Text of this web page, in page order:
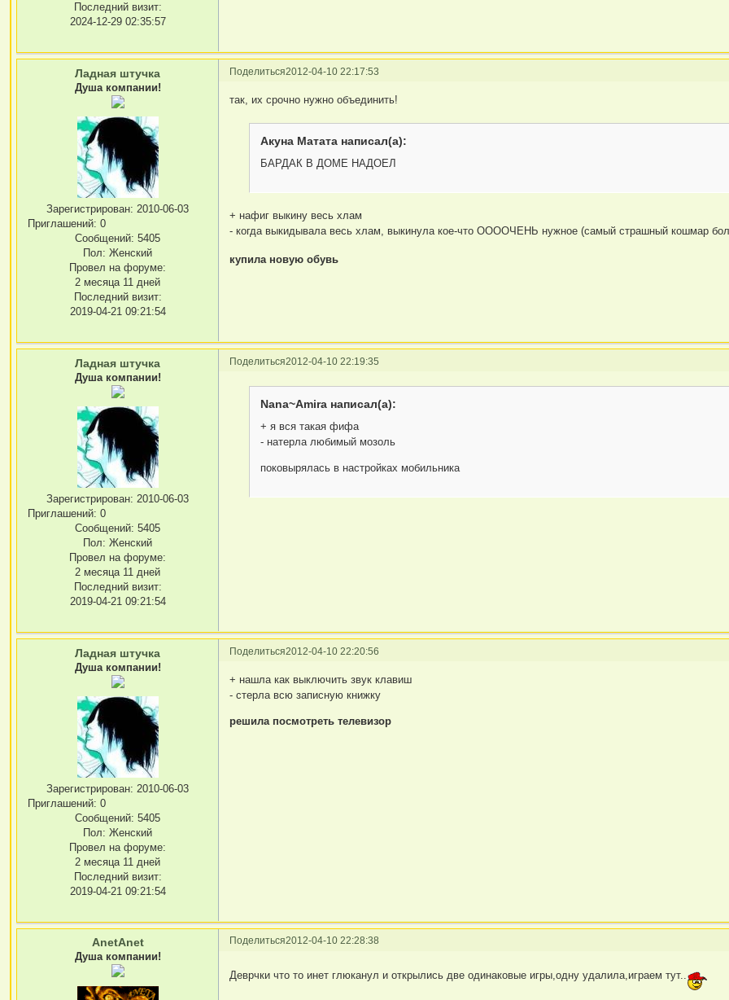
Последний визит:
2024-12-29 02:35:57
Поделиться2012-04-10 22:17:53
Ладная штучка
Душа компании!
Зарегистрирован: 2010-06-03
Приглашений: 0
Сообщений: 5405
Пол: Женский
Провел на форуме:
2 месяца 11 дней
Последний визит:
2019-04-21 09:21:54
так, их срочно нужно объединить!
Акуна Матата написал(а):
БАРДАК В ДОМЕ НАДОЕЛ
+ нафиг выкину весь хлам
- когда выкидывала весь хлам, выкинула кое-что ООООЧЕНЬ нужное (самый страшный кошмар
купила новую обувь
Поделиться2012-04-10 22:19:35
Ладная штучка
Душа компании!
Зарегистрирован: 2010-06-03
Приглашений: 0
Сообщений: 5405
Пол: Женский
Провел на форуме:
2 месяца 11 дней
Последний визит:
2019-04-21 09:21:54
Nana~Amira написал(а):
+ я вся такая фифа
- натерла любимый мозоль
поковырялась в настройках мобильника
Поделиться2012-04-10 22:20:56
Ладная штучка
Душа компании!
Зарегистрирован: 2010-06-03
Приглашений: 0
Сообщений: 5405
Пол: Женский
Провел на форуме:
2 месяца 11 дней
Последний визит:
2019-04-21 09:21:54
+ нашла как выключить звук клавиш
- стерла всю записную книжку
решила посмотреть телевизор
Поделиться2012-04-10 22:28:38
AnetAnet
Душа компании!
Деврчки что то инет глюканул и открылись две одинаковые игры,одну удалила,играем тут..